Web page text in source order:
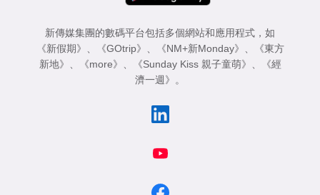
新傳媒集團的數碼平台包括多個網站和應用程式，如
《新假期》
《GOtrip》 《NM+新Monday》
《東方
新地》
《more》 《Sunday Kiss 親子童萌》
《經
濟一週》
。